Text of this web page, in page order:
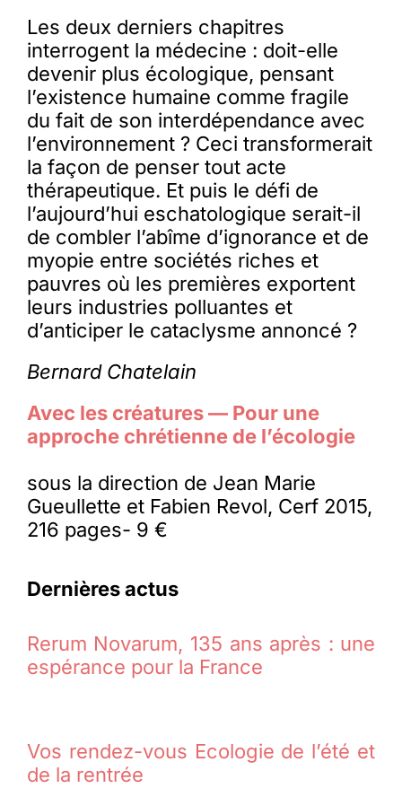
Les deux derniers chapitres
interrogent la médecine : doit-elle
devenir plus écologique, pensant
l’existence humaine comme fragile
du fait de son interdépendance avec
l’environnement ? Ceci transformerait
la façon de penser tout acte
thérapeutique. Et puis le défi de
l’aujourd’hui eschatologique serait-il
de combler l’abîme d’ignorance et de
myopie entre sociétés riches et
pauvres où les premières exportent
leurs industries polluantes et
d’anticiper le cataclysme annoncé ?
Bernard Chatelain
Avec les créatures — Pour une
approche chrétienne de l’écologie
sous la direction de Jean Marie
Gueullette et Fabien Revol, Cerf 2015,
216 pages- 9 €
Dernières actus
Rerum Novarum, 135 ans après : une
espérance pour la France
Vos rendez-vous Ecologie de l’été et
de la rentrée